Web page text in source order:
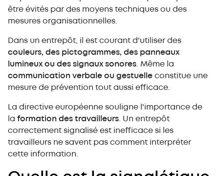
être évités par des moyens techniques ou des
mesures organisationnelles.
Dans un entrepôt, il est courant d'utiliser des
couleurs, des pictogrammes, des panneaux
lumineux ou des signaux sonores . Même la
communication verbale ou gestuelle constitue une
mesure de prévention tout aussi efficace.
La directive européenne souligne l'importance de
la formation des travailleurs . Un entrepôt
correctement signalisé est inefficace si les
travailleurs ne savent pas comment interpréter
cette information.